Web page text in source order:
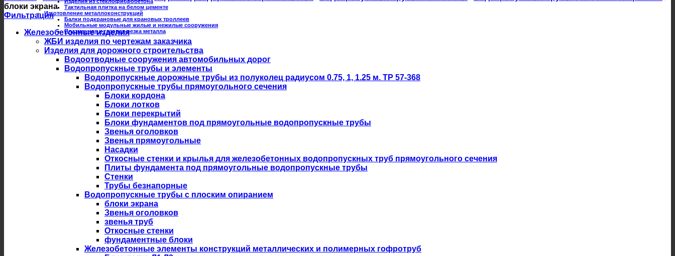
Тактильная плитка на белом цементе
Изготовление металлоконструкций
Балки подкрановые для крановых троллеев
Мобильные модульные жилые и нежилые сооружения
Плазменная и газовая резка металла
блоки экрана
Фильтрация
Железобетонные изделия
ЖБИ изделия по чертежам заказчика
Изделия для дорожного строительства
Водоотводные сооружения автомобильных дорог
Водопропускные трубы и элементы
Водопропускные дорожные трубы из полуколец радиусом 0.75, 1, 1.25 м. ТР 57-368
Водопропускные трубы прямоугольного сечения
Блоки кордона
Блоки лотков
Блоки перекрытий
Блоки фундаментов под прямоугольные водопропускные трубы
Звенья оголовков
Звенья прямоугольные
Насадки
Откосные стенки и крылья для железобетонных водопропускных труб прямоугольного сечения
Плиты фундамента под прямоугольные водопропускные трубы
Стенки
Трубы безнапорные
Водопропускные трубы с плоским опиранием
блоки экрана
Звенья оголовков
звенья труб
Откосные стенки
фундаментные блоки
Железобетонные элементы конструкций металлических и полимерных гофротруб